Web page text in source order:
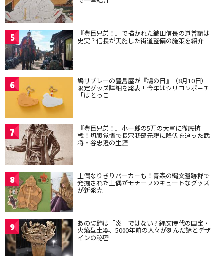
5 『豊臣兄弟！』で描かれた織田信長の道普請は
史実？信長が実施した街道整備の施策を紹介
6 鳩サブレーの豊島屋が『鳩の日』（8月10日）
限定グッズ詳細を発表！今年はシリコンポーチ
「はとっこ」
7 『豊臣兄弟！』小一郎の5万の大軍に徹底抗
戦！切腹覚悟で長宗我部元親に降伏を迫った武
将・谷忠澄の生涯
8 土偶なりきりパーカーも！青森の縄文遺跡群で
発掘された土偶がモチーフのキュートなグッズ
が新発売
9 あの装飾は「炎」ではない？縄文時代の国宝・
火焔型土器、5000年前の人々が刻んだ謎とデザ
インの秘密